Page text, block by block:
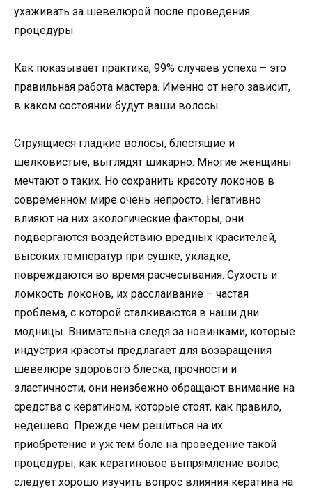
ухаживать за шевелюрой после проведения
процедуры.
Как показывает практика, 99% случаев успеха – это
правильная работа мастера. Именно от него зависит,
в каком состоянии будут ваши волосы.
Струящиеся гладкие волосы, блестящие и
шелковистые, выглядят шикарно. Многие женщины
мечтают о таких. Но сохранить красоту локонов в
современном мире очень непросто. Негативно
влияют на них экологические факторы, они
подвергаются воздействию вредных красителей,
высоких температур при сушке, укладке,
повреждаются во время расчесывания. Сухость и
ломкость локонов, их расслаивание – частая
проблема, с которой сталкиваются в наши дни
модницы. Внимательна следя за новинками, которые
индустрия красоты предлагает для возвращения
шевелюре здорового блеска, прочности и
эластичности, они неизбежно обращают внимание на
средства с кератином, которые стоят, как правило,
недешево. Прежде чем решиться на их
приобретение и уж тем боле на проведение такой
процедуры, как кератиновое выпрямление волос,
следует хорошо изучить вопрос влияния кератина на